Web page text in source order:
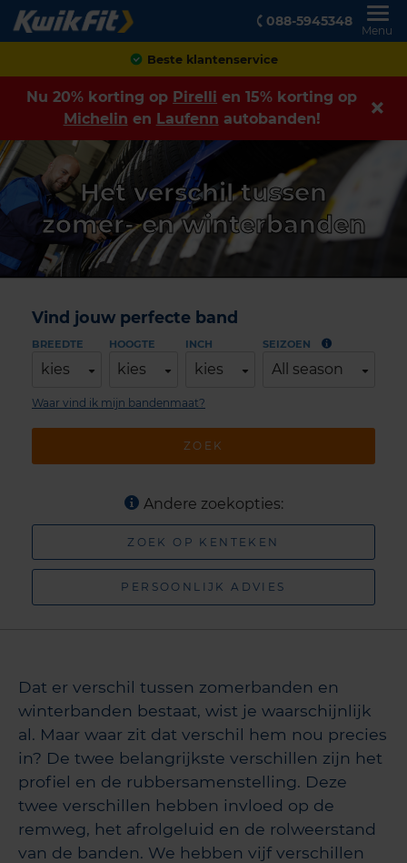
088-5945348
Menu
Achteraf betalen
Nu 20% korting op Pirelli en 15% korting op
Michelin en Laufenn autobanden!
Het verschil tussen
zomer- en winterbanden
Vind jouw perfecte band
BREEDTE
kies
HOOGTE
kies
INCH
kies
SEIZOEN
All season
ZOEK
Waar vind ik mijn bandenmaat?
Andere zoekopties:
ZOEK OP KENTEKEN
PERSOONLIJK ADVIES
Dat er verschil tussen zomerbanden en
winterbanden bestaat, wist je waarschijnlijk
al. Maar waar zit dat verschil hem nou precies
in? De twee belangrijkste verschillen zijn het
profiel en de rubbersamenstelling. Deze
twee verschillen hebben invloed op de
remweg, het afrolgeluid en de rolweerstand
van de banden. We hebben vijf verschillen